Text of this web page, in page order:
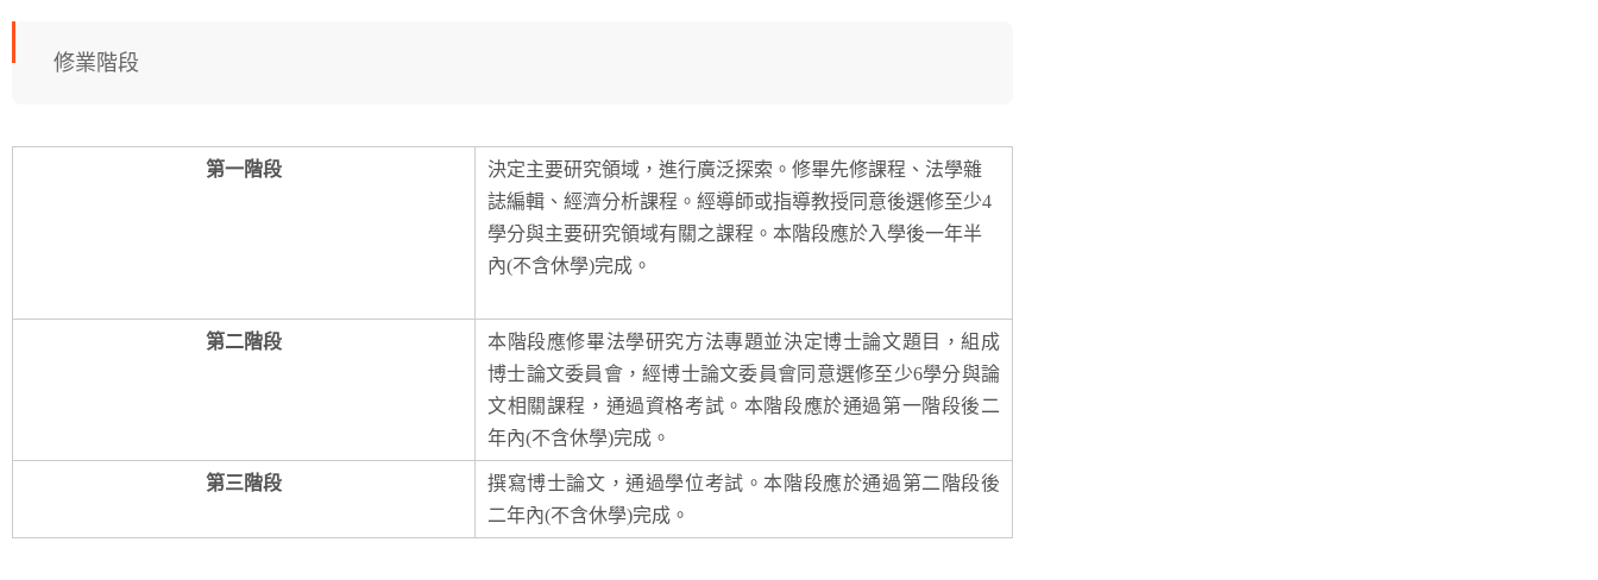
修業階段
第一階段
決定主要研究領域，進行廣泛探索。修畢先修課程、法學雜
誌編輯、經濟分析課程。經導師或指導教授同意後選修至少4
學分與主要研究領域有關之課程。本階段應於入學後一年半
內(不含休學)完成。
第二階段
本階段應修畢法學研究方法專題並決定博士論文題目，組成
博士論文委員會，經博士論文委員會同意選修至少6學分與論
文相關課程，通過資格考試。本階段應於通過第一階段後二
年內(不含休學)完成。
第三階段
撰寫博士論文，通過學位考試。本階段應於通過第二階段後
二年內(不含休學)完成。